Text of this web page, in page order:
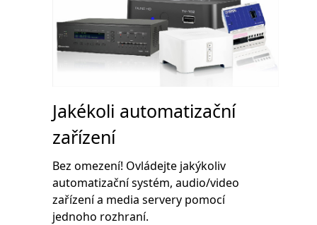
Jakékoli automatizační
zařízení
Bez omezení! Ovládejte jakýkoliv
automatizační systém, audio/video
zařízení a media servery pomocí
jednoho rozhraní.